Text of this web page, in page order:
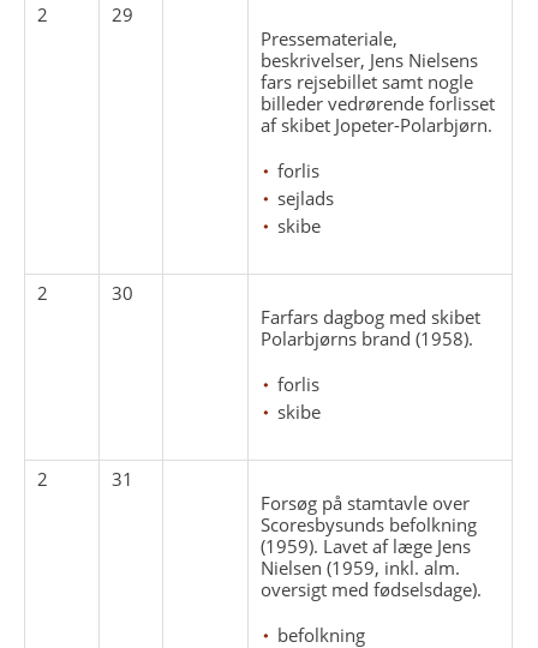
2
29
Pressemateriale,
beskrivelser, Jens Nielsens
fars rejsebillet samt nogle
billeder vedrørende forlisset
af skibet Jopeter-Polarbjørn.
forlis
sejlads
skibe
2
30
Farfars dagbog med skibet
Polarbjørns brand (1958).
forlis
skibe
2
31
Forsøg på stamtavle over
Scoresbysunds befolkning
(1959). Lavet af læge Jens
Nielsen (1959, inkl. alm.
oversigt med fødselsdage).
befolkning